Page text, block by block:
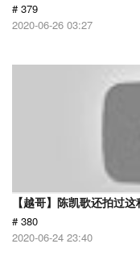
# 379
2020-06-26 03:27
【越哥】陈凯歌还拍过
# 380
2020-06-24 23:40